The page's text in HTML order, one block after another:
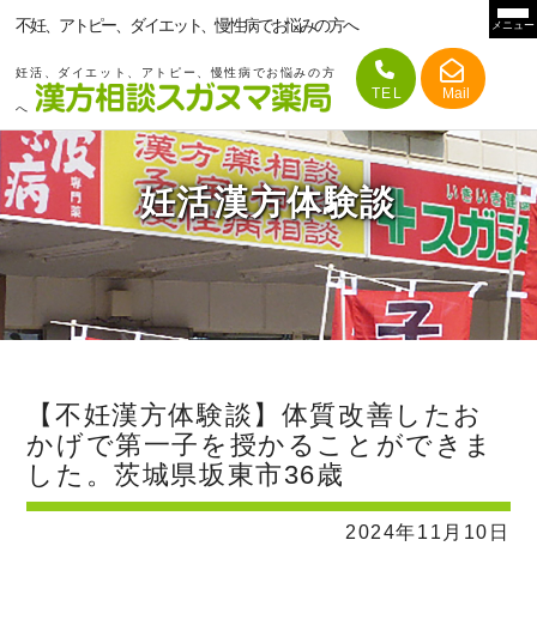
不妊、アトピー、ダイエット、慢性病でお悩みの方へ
妊活、ダイエット、アトピー、慢性病でお悩みの方
へ
メニュー
妊活漢方体験談
【不妊漢方体験談】体質改善したお
かげで第一子を授かることができま
した。茨城県坂東市36歳
2024年11月10日